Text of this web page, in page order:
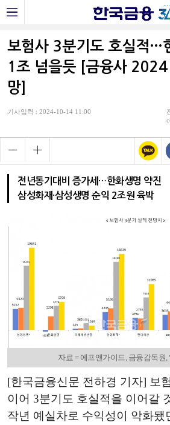
보험사 3분기도 호실적…
1조 넘을듯 [금융사
망]
기사입력 : 2024-10-14 11:00
전년동기대비 증가세…한화생명 약진
삼성화재·삼성생명 순익 2조원 육박
자료 = 에프앤가이드, 금융감독원
[한국금융신문 전하경 기자] 보
이어 3분기도 호실적을 이어갈
작년 예실차로 수익성이 악화됐